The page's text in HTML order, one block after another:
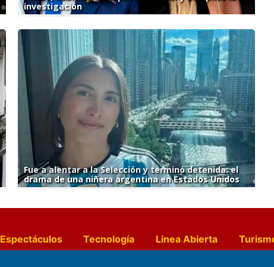
investigación
Fue a alentar a la Selección y terminó detenida: el
drama de una niñera argentina en Estados Unidos
Espectáculos Tecnología Linea Abierta